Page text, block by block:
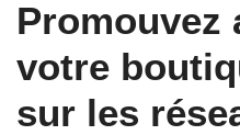
Promouvez
votre
sur les